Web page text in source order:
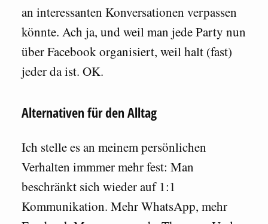
an interessanten Konversationen verpassen
könnte. Ach ja, und weil man jede Party nun
über Facebook organisiert, weil halt (fast)
jeder da ist. OK.
Alternativen für den Alltag
Ich stelle es an meinem persönlichen
Verhalten immmer mehr fest: Man
beschränkt sich wieder auf 1:1
Kommunikation. Mehr WhatsApp, mehr